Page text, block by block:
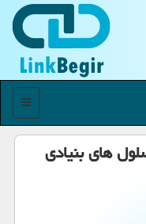
منو
های بنیادی